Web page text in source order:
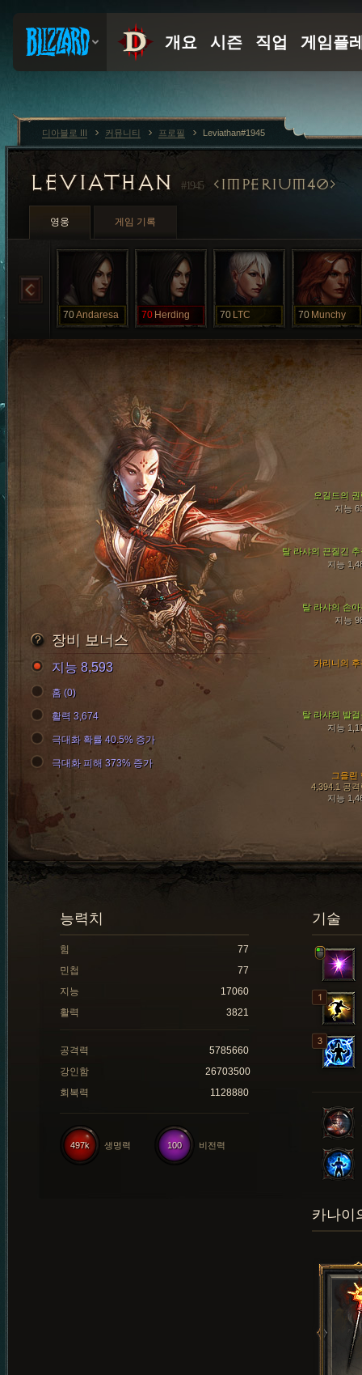
LEVIATHAN #1945 IMPERIUM40
영웅 게임 기록
70Andaresa 70 Herding 70 LTC 70 Munchy
탈 라샤의 끈질긴 추
지능
탈 라샤의 손아
지능
오길드의 권
지능
탈 라샤의 발걸
지능
그을린
4,394.1 공격
지능
카리니의 후
장비 보너스
지능 8,593
홈 (0)
활력 3,674
극대화 확률 40.5% 증가
극대화 피해 373% 증가
기술
능력치
힘
77
민첩
77
지능
17060
활력
3821
공격력
5785660
강인함
26703500
회복력
1128880
100 비전력
497k 생명력
카나이
디아블로 III 커뮤니티 프로필 Leviathan#1945